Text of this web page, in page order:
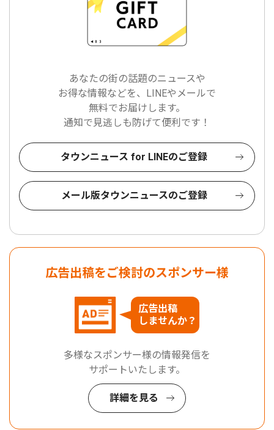
あなたの街の話題のニュースや
お得な情報などを、LINEやメールで
無料でお届けします。
通知で見逃しも防げて便利です！
タウンニュース for LINEのご登録
メール版タウンニュースのご登録
広告出稿をご検討のスポンサー様
広告出稿
しませんか？
多様なスポンサー様の情報発信を
サポートいたします。
詳細を見る